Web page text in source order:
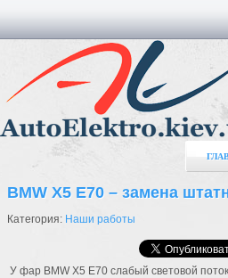
BMW X5 E70 – замена
Категория: Наши работы
У фар BMW X5 E70 слабый световой